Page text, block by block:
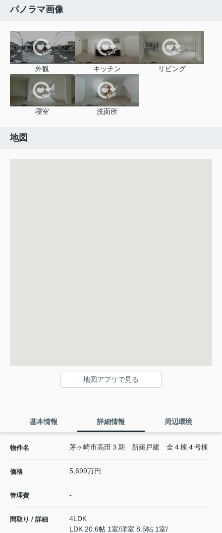
パノラマ画像
外観 キッチン リビング
寝室 洗面所
地図
地図アプリで見る
基本情報 詳細情報 周辺環境
物件名 茅ヶ崎市高田３期 新築戸建 全４棟４号棟
価格 5,699万円
管理費 -
間取り / 詳細
4LDK
LDK 20.6帖 1室/洋室 8.5帖 1室/